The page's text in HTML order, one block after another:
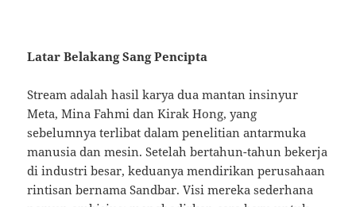
Latar Belakang Sang Pencipta
Stream adalah hasil karya dua mantan insinyur
Meta, Mina Fahmi dan Kirak Hong, yang
sebelumnya terlibat dalam penelitian antarmuka
manusia dan mesin. Setelah bertahun-tahun bekerja
di industri besar, keduanya mendirikan perusahaan
rintisan bernama Sandbar. Visi mereka sederhana